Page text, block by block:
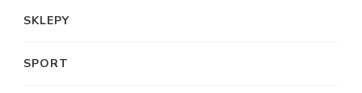
SKLEPY
SPORT